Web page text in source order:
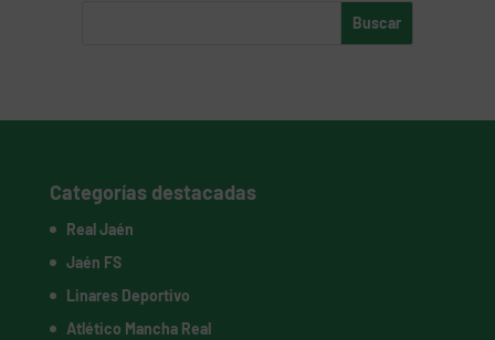
Categorías destacadas
Real Jaén
Jaén FS
Linares Deportivo
Atlético Mancha Real